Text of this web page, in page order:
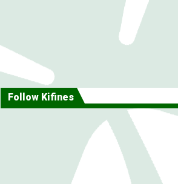
Follow Kifines